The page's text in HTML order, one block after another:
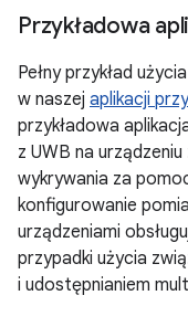
Przykładowa
Pełny przykład użycia
w naszej aplikacji
przykładowa
z UWB na
wykrywania za
konfigurowanie
urządzeniami
przypadki użycia
i udostępnianiem